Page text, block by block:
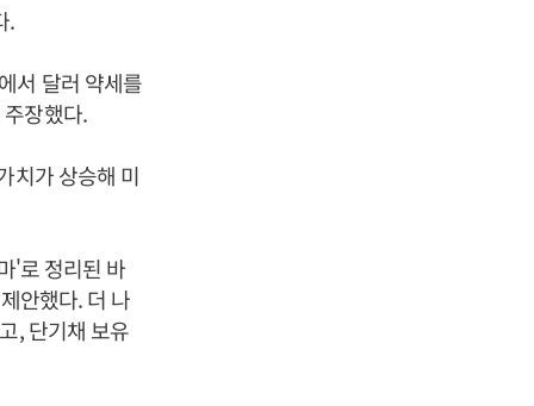
.
서 달러 약세를
장했다.
치가 상승해 미
'로 정리된 바
안했다. 더 나
, 단기채 보유